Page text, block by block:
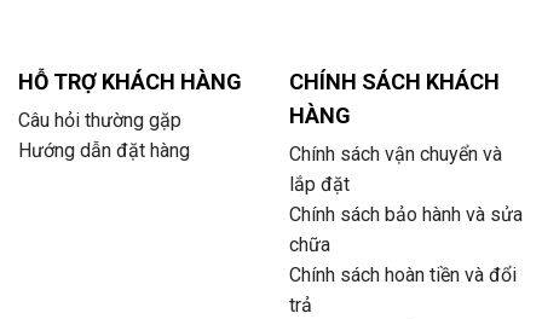
HỖ TRỢ KHÁCH HÀNG
Câu hỏi thường gặp
Hướng dẫn đặt hàng
CHÍNH SÁCH KHÁCH
HÀNG
Chính sách vận chuyển và
lắp đặt
Chính sách bảo hành và sửa
chữa
Chính sách hoàn tiền và đổi
trả